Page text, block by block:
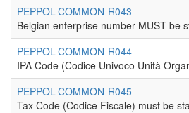
PEPPOL-COMMON-R043
Belgian enterprise number MUST be
PEPPOL-COMMON-R044
IPA Code (Codice Univoco Unità
PEPPOL-COMMON-R045
Tax Code (Codice Fiscale) must be